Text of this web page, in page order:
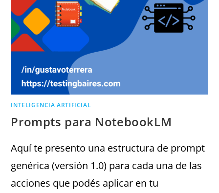
INTELIGENCIA ARTIFICIAL
Prompts para NotebookLM
Aquí te presento una estructura de prompt
genérica (versión 1.0) para cada una de las
acciones que podés aplicar en tu